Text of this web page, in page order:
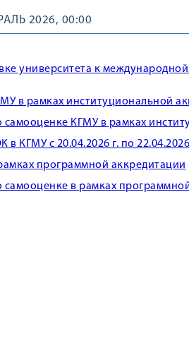
2026, 00:00
университета к
в рамках институциональной
самооценке КГМУ в рамках
КГМУ с 20.04.2026 г. по 22.04.2026
программной аккредитации
самооценке в рамках